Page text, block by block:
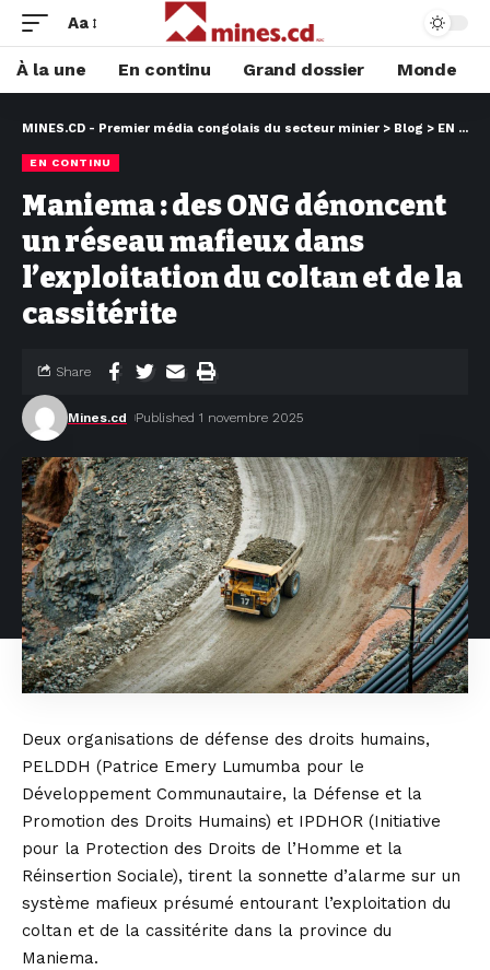
Aa
À la une En continu Grand dossier Monde
MINES.CD - Premier média congolais du secteur minier > Blog > EN CONTINU
EN CONTINU
Maniema : des ONG dénoncent
un réseau mafieux dans
l’exploitation du coltan et de la
cassitérite
Mines.cd Published 1 novembre 2025
Share
Deux organisations de défense des droits humains,
PELDDH (Patrice Emery Lumumba pour le
Développement Communautaire, la Défense et la
Promotion des Droits Humains) et IPDHOR (Initiative
pour la Protection des Droits de l’Homme et la
Réinsertion Sociale), tirent la sonnette d’alarme sur un
système mafieux présumé entourant l’exploitation du
coltan et de la cassitérite dans la province du
Maniema.